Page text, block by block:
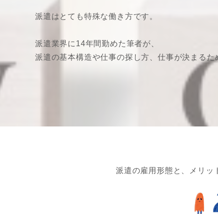
派遣はとても特殊な働き方です。
派遣業界に14年間勤めた筆者が、
派遣の基本構造や仕事の探し方、仕事が決まる
派遣の雇用形態と、メリッ